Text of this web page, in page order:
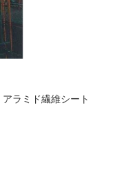
繊維シート